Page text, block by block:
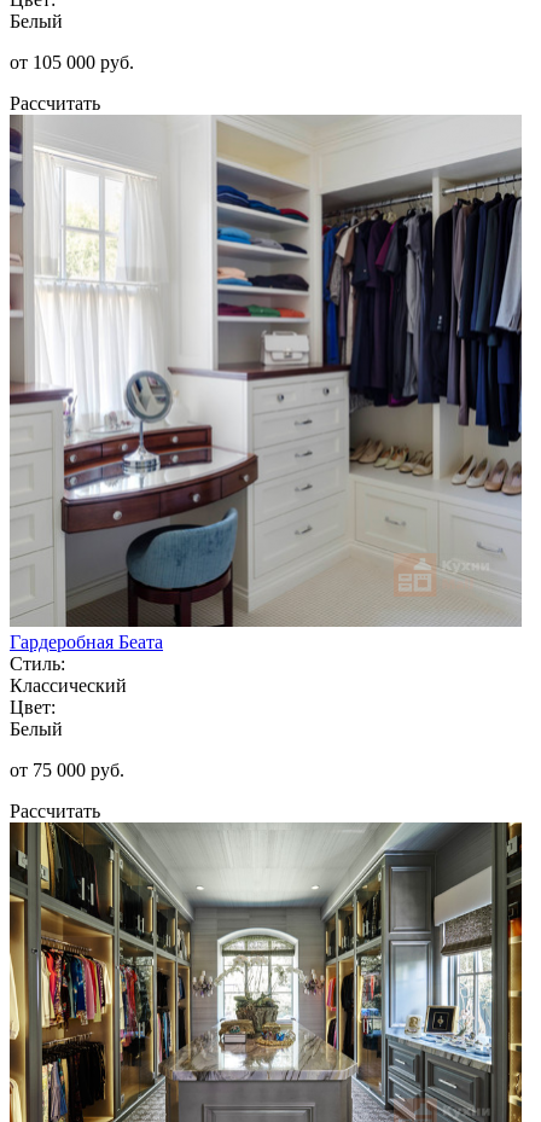
Белый
от 105 000 руб.
Рассчитать
Гардеробная Беата
Стиль:
Классический
Цвет:
Белый
от 75 000 руб.
Рассчитать